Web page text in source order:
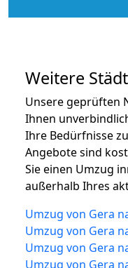
Weitere
Unsere geprüften
Ihnen
Ihre Bedürfnisse
Angebote sind
Sie einen Umzug
außerhalb Ihres
Umzug von Gera
Umzug von Gera
Umzug von Gera
Umzug von Gera